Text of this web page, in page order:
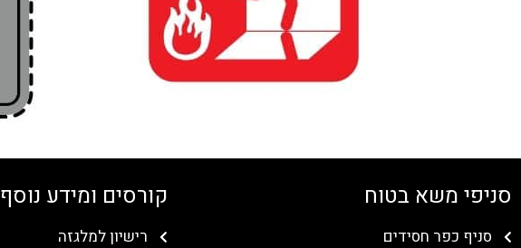
סניפי משא בטוח
סניף כפר חסידים
קורסים ומידע נוסף
רישיון למלגזה